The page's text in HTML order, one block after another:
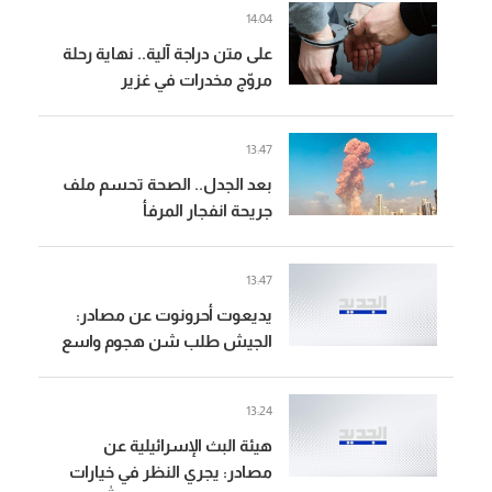
على متن دراجة آلية.. نهاية رحلة
مروّج مخدرات في غزير
14:04
بعد الجدل.. الصحة تحسم ملف
جريحة انفجار المرفأ
13:47
يديعوت أحرونوت عن مصادر:
الجيش طلب شن هجوم واسع
الهجوم
13:47
هيئة البث الإسرائيلية عن
مصادر: يجري النظر في خيارات
13:24